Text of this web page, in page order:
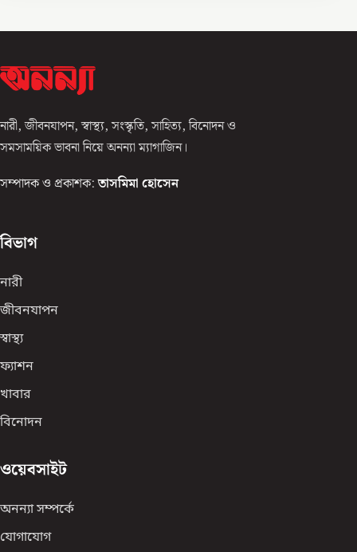
নারী, জীবনযাপন, স্বাস্থ্য, সংস্কৃতি, সাহিত্য, বিনোদন ও
সমসাময়িক ভাবনা নিয়ে অনন্যা ম্যাগাজিন।
সম্পাদক ও প্রকাশক: তাসমিমা হোসেন
বিভাগ
নারী
জীবনযাপন
স্বাস্থ্য
ফ্যাশন
খাবার
বিনোদন
ওয়েবসাইট
অনন্যা সম্পর্কে
যোগাযোগ